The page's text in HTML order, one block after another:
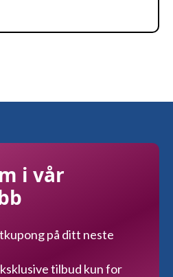
i vår
på ditt neste
tilbud kun for